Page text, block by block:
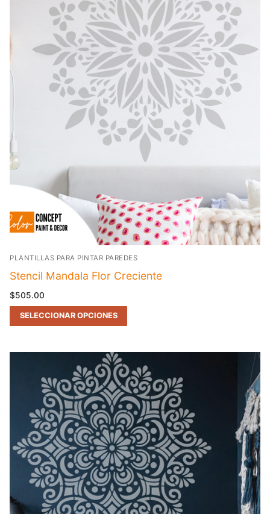
PLANTILLAS PARA PINTAR PAREDES
Stencil Mandala Flor Creciente
$505.00
SELECCIONAR OPCIONES